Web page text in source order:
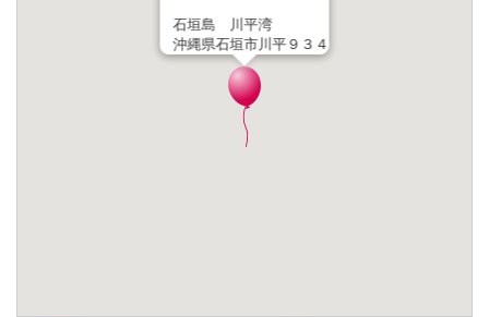
石垣島 川平湾
沖縄県石垣市川平９３４